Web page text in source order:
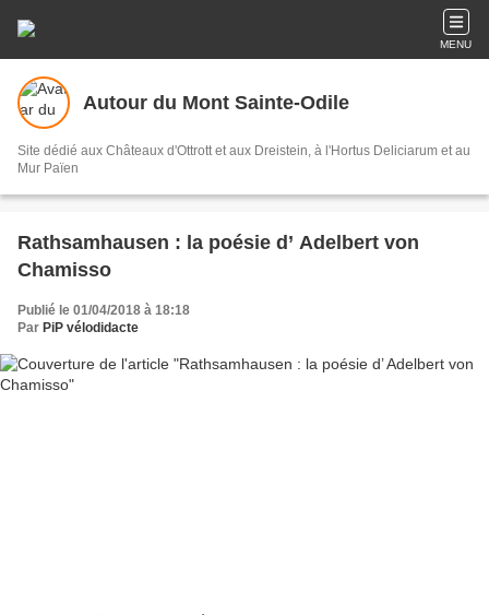
MENU
Autour du Mont Sainte-Odile
Site dédié aux Châteaux d'Ottrott et aux Dreistein, à l'Hortus Deliciarum et au
Mur Païen
Rathsamhausen : la poésie d’ Adelbert von
Chamisso
Publié le 01/04/2018 à 18:18
Par PiP vélodidacte